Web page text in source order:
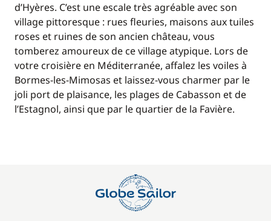
d’Hyères. C’est une escale très agréable avec son
village pittoresque : rues fleuries, maisons aux tuiles
roses et ruines de son ancien château, vous
tomberez amoureux de ce village atypique. Lors de
votre croisière en Méditerranée, affalez les voiles à
Bormes-les-Mimosas et laissez-vous charmer par le
joli port de plaisance, les plages de Cabasson et de
l’Estagnol, ainsi que par le quartier de la Favière.